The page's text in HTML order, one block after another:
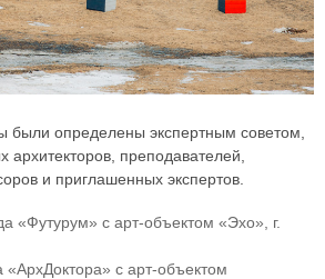
были определены экспертным советом,
преподавателей,
и приглашенных экспертов.
«Футурум» с арт-объектом «Эхо», г.
с арт-объектом